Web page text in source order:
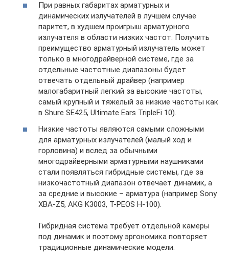
При равных габаритах арматурных и
динамических излучателей в лучшем случае
паритет, в худшем проигрыш арматурного
излучателя в области низких частот. Получить
преимущество арматурный излучатель может
только в многодрайверной системе, где за
отдельные частотные диапазоны будет
отвечать отдельный драйвер (например
малогабаритный легкий за высокие частоты,
самый крупный и тяжелый за низкие частоты как
в Shure SE425, Ultimate Ears TripleFi 10).
Низкие частоты являются самыми сложными
для арматурных излучателей (малый ход и
горловина) и вслед за обычными
многодрайверными арматурными наушниками
стали появляться гибридные системы, где за
низкочастотный диапазон отвечает динамик, а
за средние и высокие – арматура (например Sony
XBA-Z5, AKG K3003, T-PEOS H-100).
Гибридная система требует отдельной камеры
под динамик и поэтому эргономика повторяет
традиционные динамические модели.